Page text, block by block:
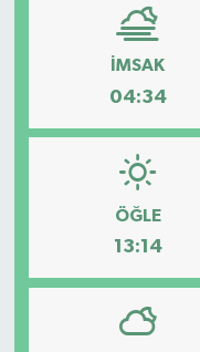
İMSAK
04:34
ÖĞLE
13:14